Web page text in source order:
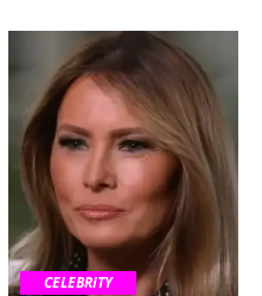
CELEBRITY